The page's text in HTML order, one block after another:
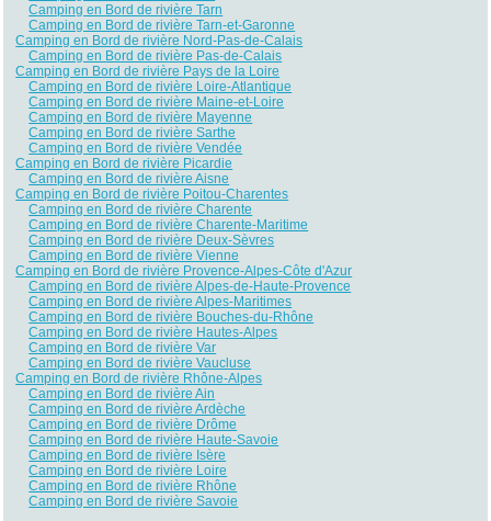
Camping en Bord de rivière Tarn
Camping en Bord de rivière Tarn-et-Garonne
Camping en Bord de rivière Nord-Pas-de-Calais
Camping en Bord de rivière Pas-de-Calais
Camping en Bord de rivière Pays de la Loire
Camping en Bord de rivière Loire-Atlantique
Camping en Bord de rivière Maine-et-Loire
Camping en Bord de rivière Mayenne
Camping en Bord de rivière Sarthe
Camping en Bord de rivière Vendée
Camping en Bord de rivière Picardie
Camping en Bord de rivière Aisne
Camping en Bord de rivière Poitou-Charentes
Camping en Bord de rivière Charente
Camping en Bord de rivière Charente-Maritime
Camping en Bord de rivière Deux-Sèvres
Camping en Bord de rivière Vienne
Camping en Bord de rivière Provence-Alpes-Côte d'Azur
Camping en Bord de rivière Alpes-de-Haute-Provence
Camping en Bord de rivière Alpes-Maritimes
Camping en Bord de rivière Bouches-du-Rhône
Camping en Bord de rivière Hautes-Alpes
Camping en Bord de rivière Var
Camping en Bord de rivière Vaucluse
Camping en Bord de rivière Rhône-Alpes
Camping en Bord de rivière Ain
Camping en Bord de rivière Ardèche
Camping en Bord de rivière Drôme
Camping en Bord de rivière Haute-Savoie
Camping en Bord de rivière Isère
Camping en Bord de rivière Loire
Camping en Bord de rivière Rhône
Camping en Bord de rivière Savoie